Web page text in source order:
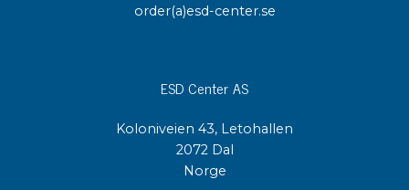
order(a)esd-center.se
ESD Center AS
Koloniveien 43, Letohallen
2072 Dal
Norge